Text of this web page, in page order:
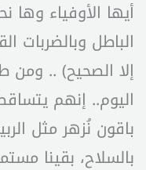
أيها الأوفياء وها
الباطل وبالضربات
إلا الصحيح) .. ومن
اليوم.. إنهم
باقون نُزهر مثل
بالسلاح، بقينا